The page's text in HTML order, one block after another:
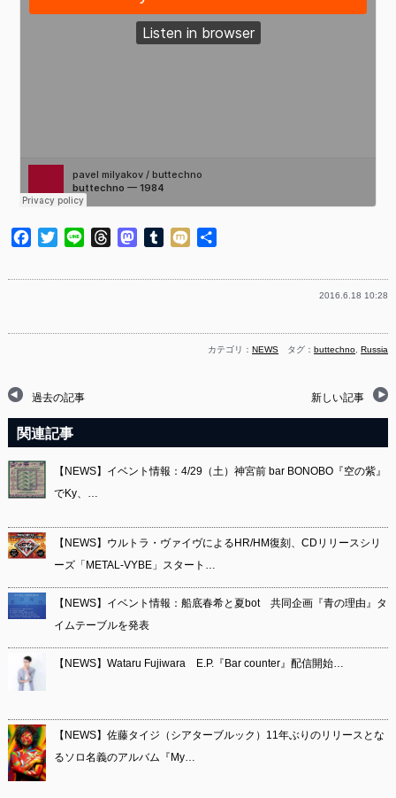
Facebook
TwitterLine ThreadsMastodon
Tumblr
Mixi
2016.6.18 10:28
カテゴリ：NEWS タグ：buttechno ,Russia
過去の記事 新しい記事
関連記事
【NEWS】イベント情報：4/29（土）神宮前 bar BONOBO『空の紫』
でKy、…
【NEWS】ウルトラ・ヴァイヴによるHR/HM復刻、CDリリースシリ
ーズ「METAL-VYBE」スタート…
【NEWS】イベント情報：船底春希と夏bot 共同企画『青の理由』タ
イムテーブルを発表
【NEWS】Wataru Fujiwara E.P.『Bar counter』配信開始…
【NEWS】佐藤タイジ（シアターブルック）11年ぶりのリリースとな
るソロ名義のアルバム『My…